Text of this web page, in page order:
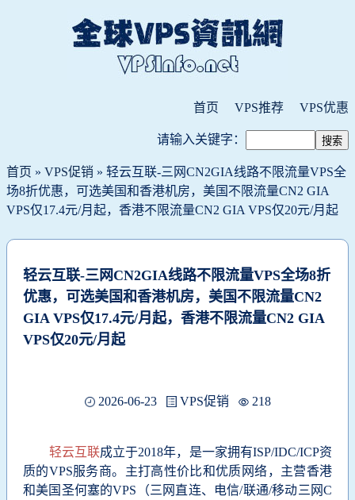
首页 VPS推荐 VPS优惠
请输入关键字：
首页 » VPS促销 » 轻云互联-三网CN2GIA线路不限流量VPS全
场8折优惠，可选美国和香港机房，美国不限流量CN2 GIA
VPS仅17.4元/月起，香港不限流量CN2 GIA VPS仅20元/月起
轻云互联-三网CN2GIA线路不限流量VPS全场8折
优惠，可选美国和香港机房，美国不限流量CN2
GIA VPS仅17.4元/月起，香港不限流量CN2 GIA
VPS仅20元/月起
2026-06-23 VPS促销 218
轻云互联成立于2018年，是一家拥有ISP/IDC/ICP资
质的VPS服务商。主打高性价比和优质网络，主营香港
和美国圣何塞的VPS（三网直连、电信/联通/移动三网C